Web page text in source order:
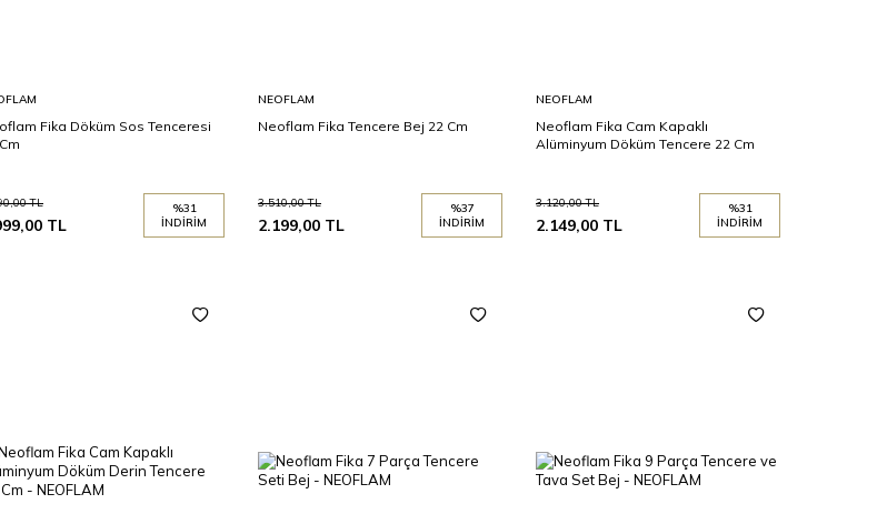
Fika Döküm Sos Tenceresi
TL
TL
%31
İNDIRIM
NEOFLAM
Neoflam Fika Tencere Bej 22 Cm
3.510,00TL
2.199,00 TL
%37
İNDIRIM
NEOFLAM
Neoflam Fika Cam Kapaklı
Alüminyum Döküm Tencere 22 Cm
3.120,00TL
2.149,00 TL
%31
İNDIRIM